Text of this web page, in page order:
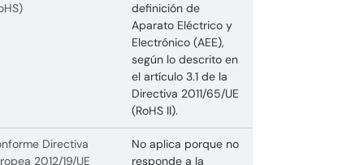
definición de
Aparato Eléctrico y
Electrónico (AEE),
según lo descrito en
el artículo 3.1 de la
Directiva 2011/65/UE
(RoHS II).
Directiva
2012/19/UE
No aplica porque no
responde a la